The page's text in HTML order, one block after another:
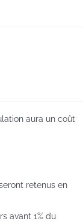
aura un coût
retenus en
avant 1% du